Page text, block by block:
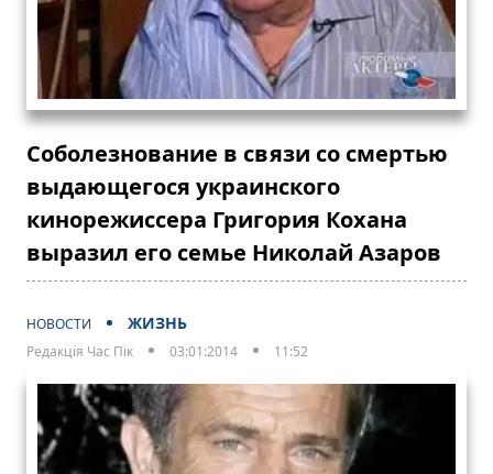
Соболезнование в связи со смертью
выдающегося украинского
кинорежиссера Григория Кохана
выразил его семье Николай Азаров
НОВОСТИ ЖИЗНЬ
Редакція Час Пік 03:01:2014 11:52